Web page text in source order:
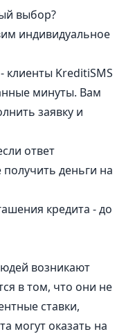
выбор?
индивидуальное
- клиенты KreditiSMS
минуты. Вам
заявку и
ответ
деньги на
кредита - до
возникают
в том, что они не
ставки,
могут оказать на